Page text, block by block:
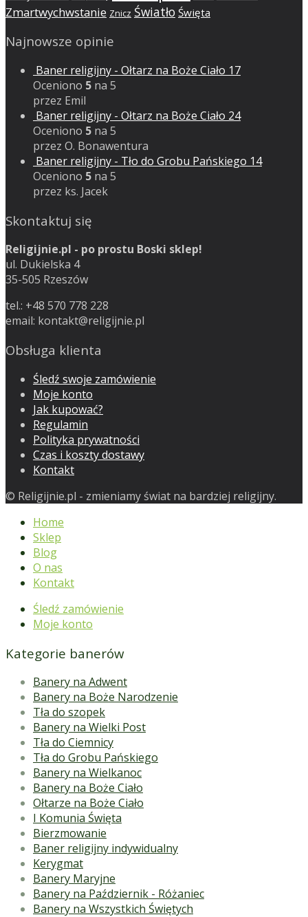
Zmartwychwstanie Znicz Światło Święta
Najnowsze opinie
Baner religijny - Ołtarz na Boże Ciało 17
Oceniono 5 na 5
przez Emil
Baner religijny - Ołtarz na Boże Ciało 24
Oceniono 5 na 5
przez O. Bonawentura
Baner religijny - Tło do Grobu Pańskiego 14
Oceniono 5 na 5
przez ks. Jacek
Skontaktuj się
Religijnie.pl - po prostu Boski sklep!
ul. Dukielska 4
35-505 Rzeszów
tel.: +48 570 778 228
email: kontakt@religijnie.pl
Obsługa klienta
Śledź swoje zamówienie
Moje konto
Jak kupować?
Regulamin
Polityka prywatności
Czas i koszty dostawy
Kontakt
© Religijnie.pl - zmieniamy świat na bardziej religijny.
Home
Sklep
Blog
O nas
Kontakt
Śledź zamówienie
Moje konto
Kategorie banerów
Banery na Adwent
Banery na Boże Narodzenie
Tła do szopek
Banery na Wielki Post
Tła do Ciemnicy
Tła do Grobu Pańskiego
Banery na Wielkanoc
Banery na Boże Ciało
Ołtarze na Boże Ciało
I Komunia Święta
Bierzmowanie
Baner religijny indywidualny
Kerygmat
Banery Maryjne
Banery na Październik - Różaniec
Banery na Wszystkich Świętych